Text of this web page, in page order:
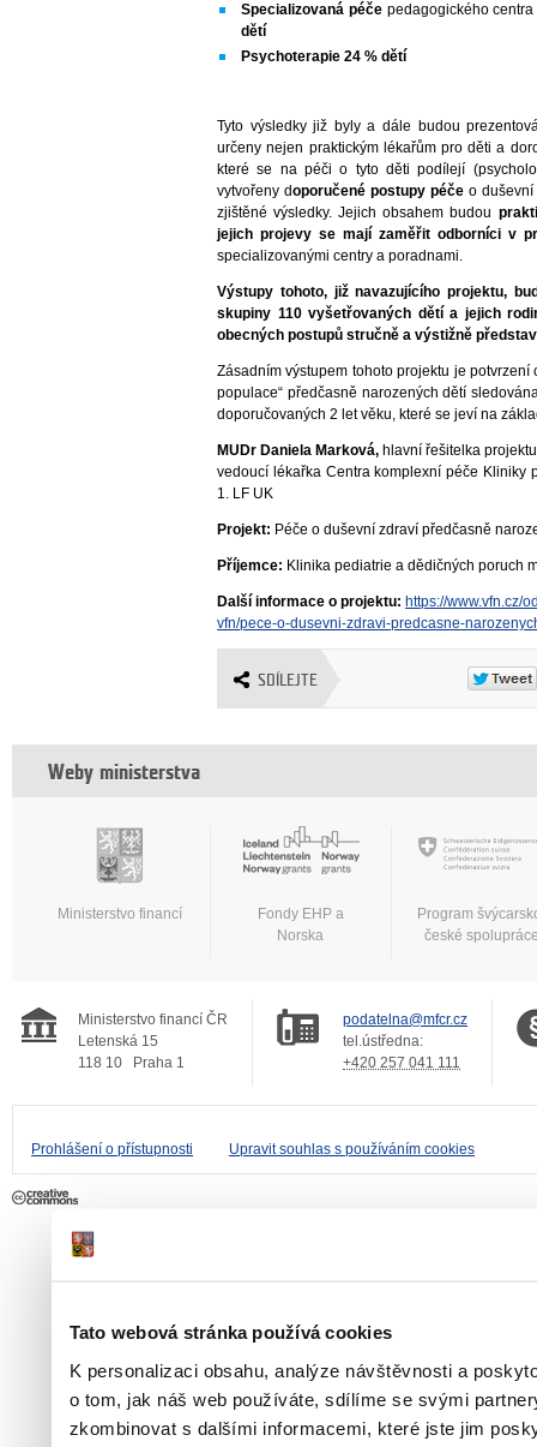
Tato webová stránka používá cookies
K personalizaci obsahu, analýze návštěvnosti a
o tom, jak náš web používáte, sdílíme se svými
zkombinovat s dalšími informacemi, které jste jim
Specializovaná péčepedagogického
dětí
Psychoterapie 24 % dětí
Tyto výsledky již byly a dále budou
určeny nejen praktickým lékařům pro děti a
které se na péči o tyto děti podílejí
vytvořeny doporučené postupy péčeo duševní
zjištěné výsledky. Jejich obsahem budou
jejich projevy se mají zaměřit odborníci v
specializovanými centry a poradnami.
Výstupy tohoto, již navazujícího projektu,
skupiny 110 vyšetřovaných dětí a jejich
obecných postupů stručně a výstižně
Zásadním výstupem tohoto projektu je
populace“ předčasně narozených dětí
doporučovaných 2 let věku, které se jeví na
MUDr Daniela Marková,hlavní řešitelka projektu
vedoucí lékařka Centra komplexní péče Kliniky
1. LF UK
Projekt: Péče o duševní zdraví předčasně
Příjemce: Klinika pediatrie a dědičných poruch
Další informace o projektu:https://www.vfn.cz/
vfn/pece-o-dusevni-zdravi-predcasne-
SDÍLEJTE
Weby ministerstva
Ministerstvo financí
Fondy EHP a
Norska
Program
české
Ministerstvo financí ČR
Letenská 15
118 10
Praha 1
podatelna@mfcr.cz
tel.ústředna:
+420 257 041 111
Prohlášení o přístupnosti Upravit souhlas s používáním cookies